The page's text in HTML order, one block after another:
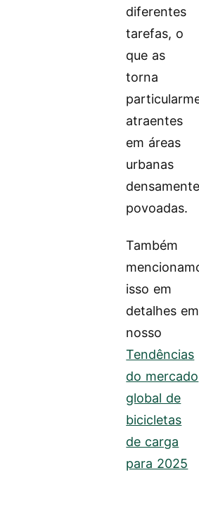
diferentes
tarefas, o
que as
torna
atraentes
em áreas
urbanas
densamente
povoadas.
Também
isso em
detalhes em
nosso
Tendências
do mercado
global de
bicicletas
de carga
para 2025